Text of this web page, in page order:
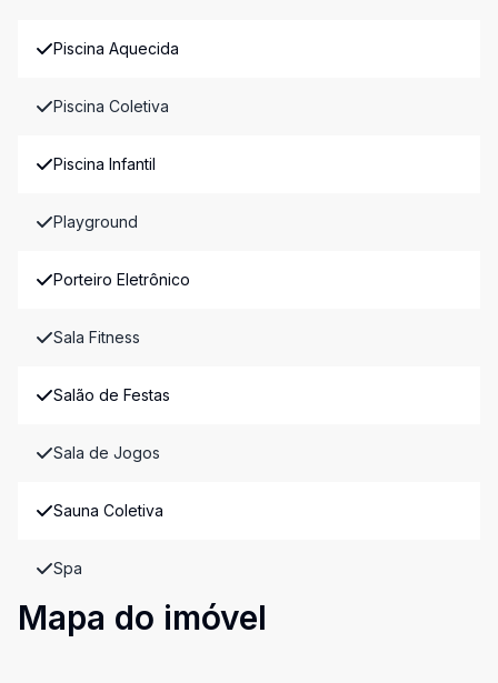
Piscina Aquecida
Piscina Coletiva
Piscina Infantil
Playground
Porteiro Eletrônico
Sala Fitness
Salão de Festas
Sala de Jogos
Sauna Coletiva
Spa
Mapa do imóvel